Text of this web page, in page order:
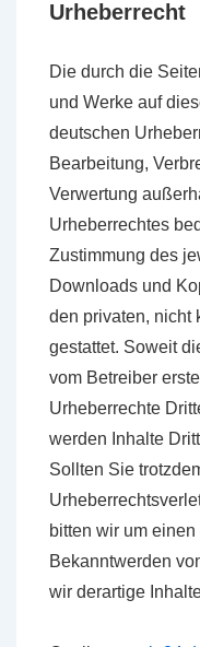
Urheberrecht
Die durch die
und Werke auf
deutschen
Bearbeitung,
Verwertung
Urheberrechtes
Zustimmung des
Downloads und
den privaten, nicht
gestattet. Soweit
vom Betreiber
Urheberrechte
werden Inhalte
Sollten Sie
bitten wir um
Bekanntwerden
wir derartige